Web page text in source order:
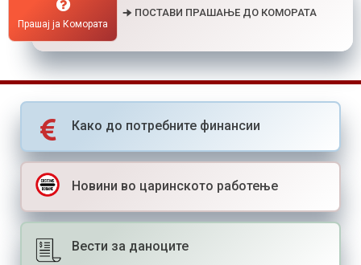
Прашај ја Комората
🠊 ПОСТАВИ ПРАШАЊЕ ДО КОМОРАТА
Како до потребните финансии
Новини во царинското работење
Вести за даноците